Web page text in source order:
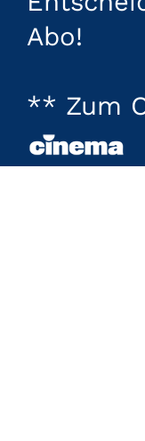
Abo!
** Zum